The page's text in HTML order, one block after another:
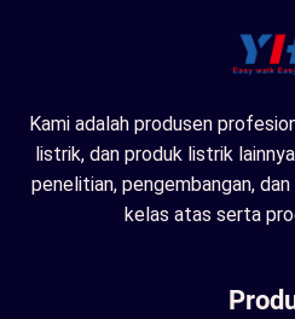
Kami adalah produsen
listrik, dan produk listrik
penelitian, pengembangan,
kelas atas serta